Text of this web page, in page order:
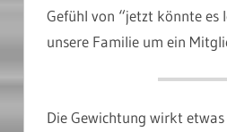
Gefühl von “jetzt könnte es
unsere Familie um ein
Die Gewichtung wirkt